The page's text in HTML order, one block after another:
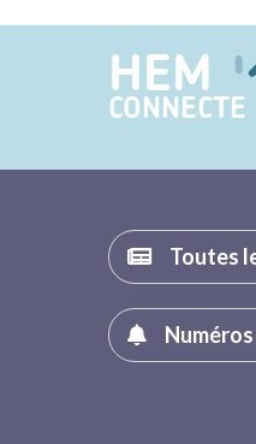
HEM
CONNECTE
Toutes